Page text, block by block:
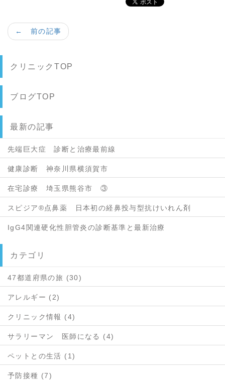
← 前の記事
クリニックTOP
ブログTOP
最新の記事
先端巨大症 診断と治療最前線
健康診断 神奈川県横須賀市
在宅診療 埼玉県熊谷市 ③
スピジア®点鼻薬 日本初の経鼻投与型抗けいれん剤
IgG4関連硬化性胆管炎の診断基準と最新治療
カテゴリ
47都道府県の旅 (30)
アレルギー (2)
クリニック情報 (4)
サラリーマン 医師になる (4)
ペットとの生活 (1)
予防接種 (7)